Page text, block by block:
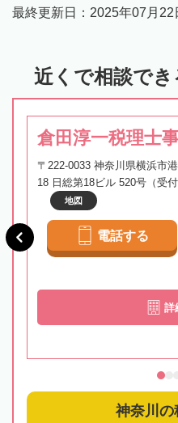
最終更新日： 2025年07月22
近くで相談でき
倉田淳一税理士
〒222-0033 神奈川県横浜市
18 日総第18ビル 520号（受付
地図
電話する
詳
神奈川の